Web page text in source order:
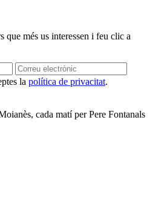
que més us interessen i feu clic a
la política de privacitat.
cada matí per Pere Fontanals